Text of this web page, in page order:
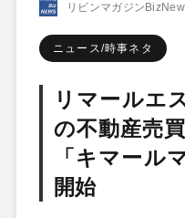
リビンマガジン
ニュース/時事ネタ
リマールエ
の不動産売
「キマール
開始